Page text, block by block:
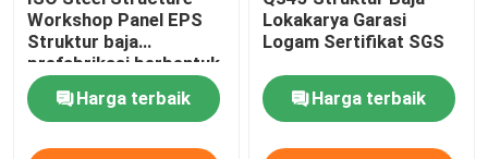
Rumah Prefabrikasi Baja
Bahan Struktural Baja
Workshop Panel EPS
Struktur baja
prefabrikasi berbentuk
H
Harga terbaik
Lokakarya Garasi
Logam Sertifikat SGS
Harga terbaik